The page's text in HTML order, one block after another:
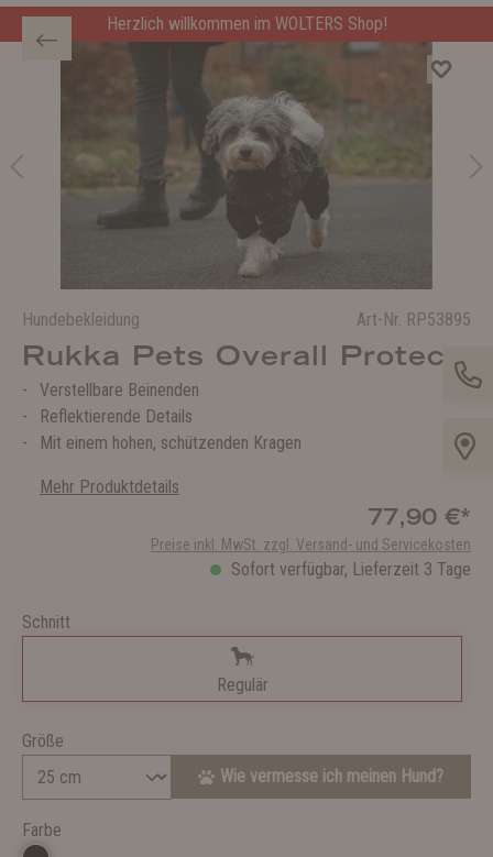
Herzlich willkommen im WOLTERS Shop!
Hundebekleidung Art-Nr. RP53895
Rukka Pets Overall Protect
Verstellbare Beinenden
Reflektierende Details
Mit einem hohen, schützenden Kragen
Mehr Produktdetails
77,90 €*
Preise inkl. MwSt. zzgl. Versand- und Servicekosten
Sofort verfügbar, Lieferzeit 3 Tage
Schnitt
Regulär
Größe
Wie vermesse ich meinen Hund?
Farbe